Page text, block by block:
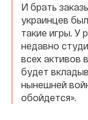
И брать
украинцев
такие игры. У
недавно
всех активов
будет
нынешней
обойдется».